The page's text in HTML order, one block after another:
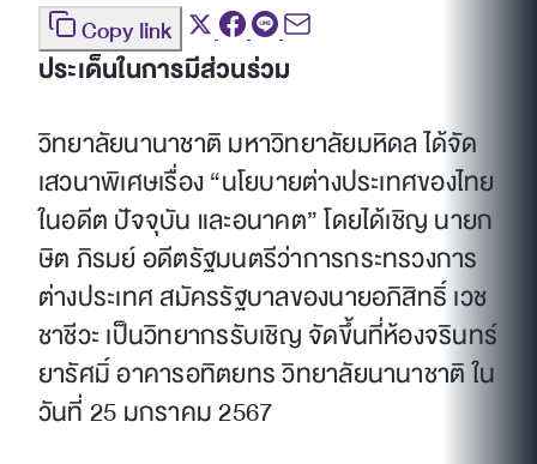
Copy link
ประเด็นในการมีส่วนร่วม
วิทยาลัยนานาชาติ มหาวิทยาลัยมหิดล ได้จัด
เสวนาพิเศษเรื่อง “นโยบายต่างประเทศของไทย
ในอดีต ปัจจุบัน และอนาคต” โดยได้เชิญ นายก
ษิต ภิรมย์ อดีตรัฐมนตรีว่าการกระทรวงการ
ต่างประเทศ สมัครรัฐบาลของนายอภิสิทธิ์ เวช
ชาชีวะ เป็นวิทยากรรับเชิญ จัดขึ้นที่ห้องจรินทร์
ยารัศมิ์ อาคารอทิตยทร วิทยาลัยนานาชาติ ใน
วันที่ 25 มกราคม 2567